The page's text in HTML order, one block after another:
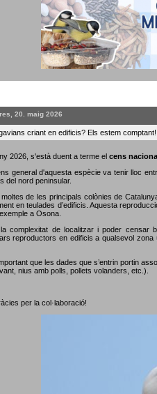
20. maig 2026
criant en edificis? Els estem comptant!
2026, s'està duent a terme el cens
general d'aquesta espècie va tenir lloc
del nord peninsular.
de les principals colònies de
en teulades d’edificis. Aquesta
a Osona.
complexitat de localitzar i poder censar
reproductors en edificis a qualsevol
que les dades que s’entrin portin
nius amb polls, pollets volanders, etc.).
per la col·laboració!